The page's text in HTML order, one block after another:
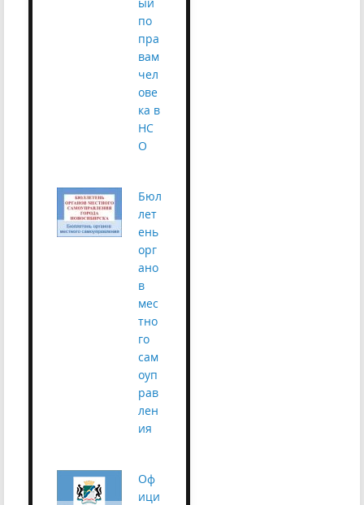
по
пра
вам
чел
ове
ка в
НС
О
Бюл
лет
ень
орг
ано
в
мес
тно
го
сам
оуп
рав
лен
ия
Оф
ици